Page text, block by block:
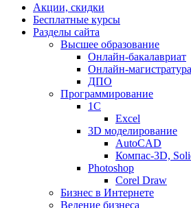
Акции, скидки
Бесплатные курсы
Разделы сайта
Высшее образование
Онлайн-бакалавриат
Онлайн-магистратура
ДПО
Программирование
1С
Excel
3D моделирование
AutoCAD
Компас-3D,
Photoshop
Corel Draw
Бизнес в Интернете
Ведение бизнеса